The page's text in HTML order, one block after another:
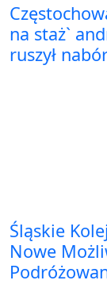
na staż`
ruszył
Śląskie
Nowe